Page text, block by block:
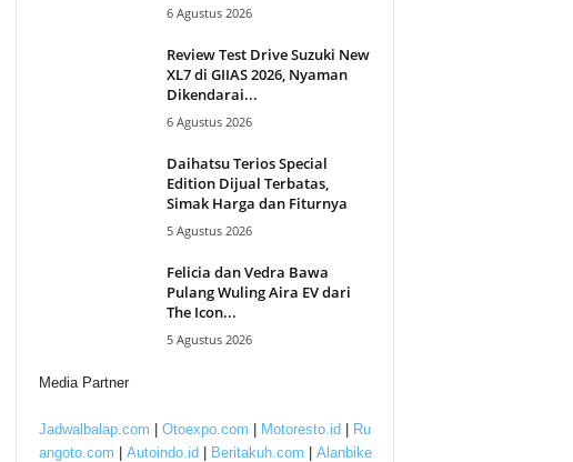
6 Agustus 2026
Review Test Drive Suzuki New
XL7 di GIIAS 2026, Nyaman
Dikendarai...
6 Agustus 2026
Daihatsu Terios Special
Edition Dijual Terbatas,
Simak Harga dan Fiturnya
5 Agustus 2026
Felicia dan Vedra Bawa
Pulang Wuling Aira EV dari
The Icon...
5 Agustus 2026
Media Partner
Jadwalbalap.com Otoexpo.com Motoresto.id
Ru
angoto.com
Autoindo.id Beritakuh.com
Alanbike